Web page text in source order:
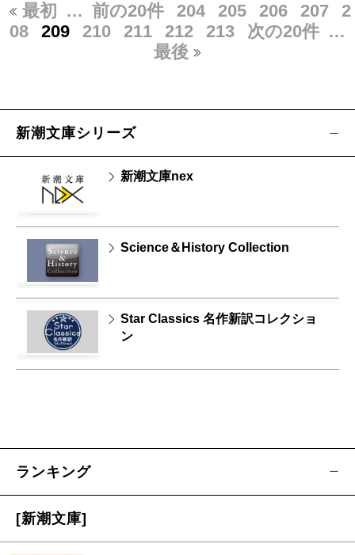
最初 … 前の20件 204 205 206 207
2
08
209 210 211 212 213 次の20件 …
最後
新潮文庫シリーズ
新潮文庫nex
Science＆History Collection
Star Classics 名作新訳コレクショ
ン
ランキング
[新潮文庫]